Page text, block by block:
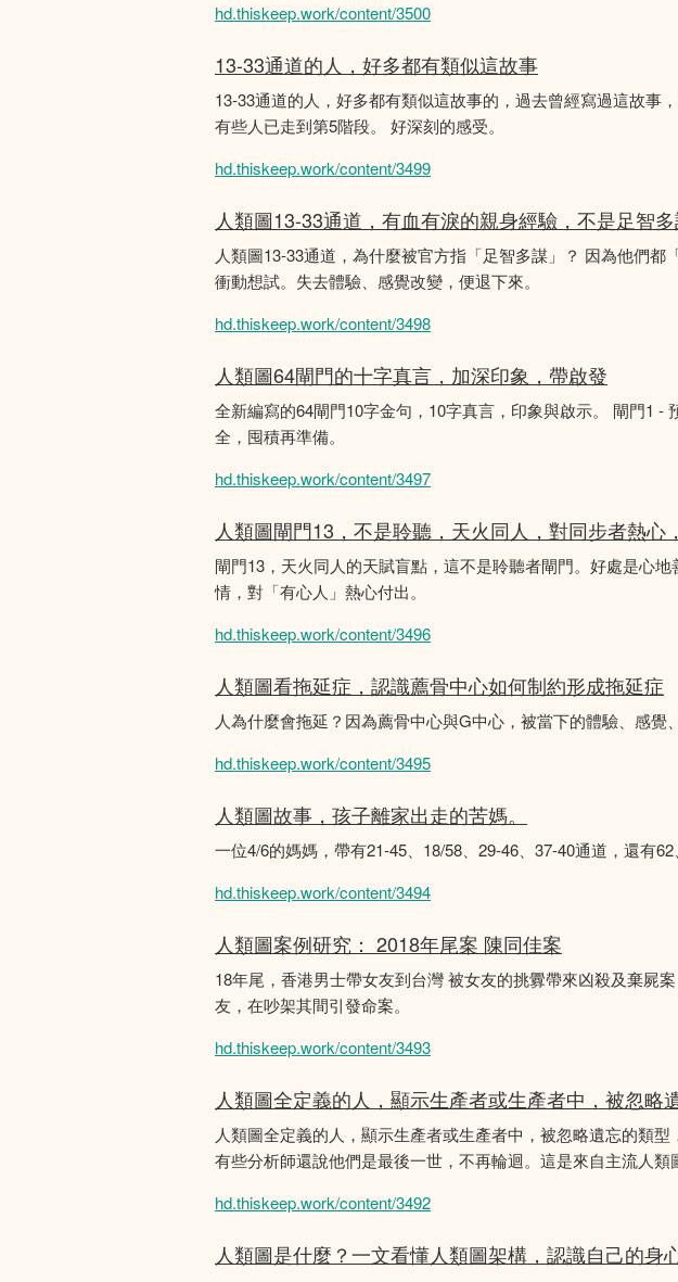
hd.thiskeep.work/content/3500
13-33通道的人，好多都有類似這故事
13-33通道的人，好多都有類似這故事的，過去曾經寫過這故事
有些人已走到第5階段。 好深刻的感受。
hd.thiskeep.work/content/3499
人類圖13-33通道，有血有淚的親身經驗，不是足智
人類圖13-33通道，為什麼被官方指「足智多謀」？ 因為他們
衝動想試。失去體驗、感覺改變，便退下來。
hd.thiskeep.work/content/3498
人類圖64閘門的十字真言，加深印象，帶啟發
全新編寫的64閘門10字金句，10字真言，印象與啟示。 閘門1
全，囤積再準備。
hd.thiskeep.work/content/3497
人類圖閘門13，不是聆聽，天火同人，對同步者熱心
閘門13，天火同人的天賦盲點，這不是聆聽者閘門。好處是心
情，對「有心人」熱心付出。
hd.thiskeep.work/content/3496
人類圖看拖延症，認識薦骨中心如何制約形成拖延症
人為什麼會拖延？因為薦骨中心與G中心，被當下的體驗、感覺
hd.thiskeep.work/content/3495
人類圖故事，孩子離家出走的苦媽。
一位4/6的媽媽，帶有21-45、18/58、29-46、37-40通道，還有
hd.thiskeep.work/content/3494
人類圖案例研究： 2018年尾案 陳同佳案
18年尾，香港男士帶女友到台灣 被女友的挑釁帶來凶殺及棄屍
友，在吵架其間引發命案。
hd.thiskeep.work/content/3493
人類圖全定義的人，顯示生產者或生產者中，被忽略
人類圖全定義的人，顯示生產者或生產者中，被忽略遺忘的類
有些分析師還說他們是最後一世，不再輪迴。這是來自主流人
hd.thiskeep.work/content/3492
人類圖是什麼？一文看懂人類圖架構，認識自己的身